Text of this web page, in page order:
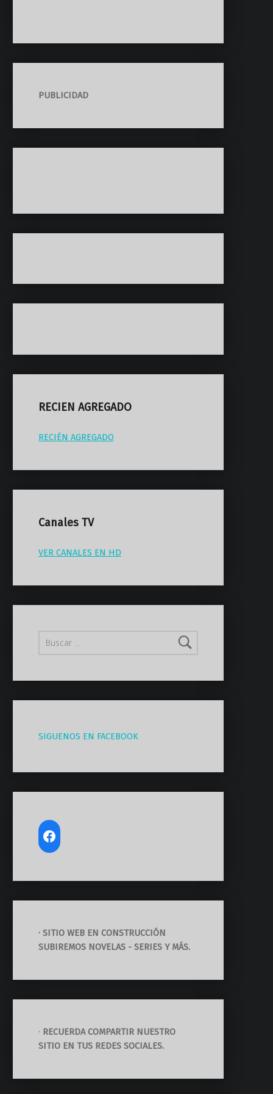
PUBLICIDAD
RECIEN AGREGADO
RECIÉN AGREGADO
Canales TV
VER CANALES EN HD
SIGUENOS EN FACEBOOK
· SITIO WEB EN CONSTRUCCIÓN
SUBIREMOS NOVELAS - SERIES Y MÁS.
· RECUERDA COMPARTIR NUESTRO
SITIO EN TUS REDES SOCIALES.